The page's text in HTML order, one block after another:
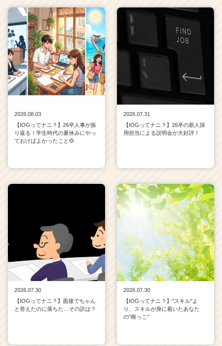
2026.08.03
【IOGってナニ？】26卒人事が振
り返る！学生時代の夏休みにやっ
ておけばよかったこと🌻
2026.07.31
【IOGってナニ？】26卒の新人採
用担当による説明会が大好評！
2026.07.30
【IOGってナニ？】面接でちゃん
と答えたのに落ちた…その訳は？
2026.07.30
【IOGってナニ？】"スキル"よ
り、スキルが身に着いたあなた
の"根っこ"